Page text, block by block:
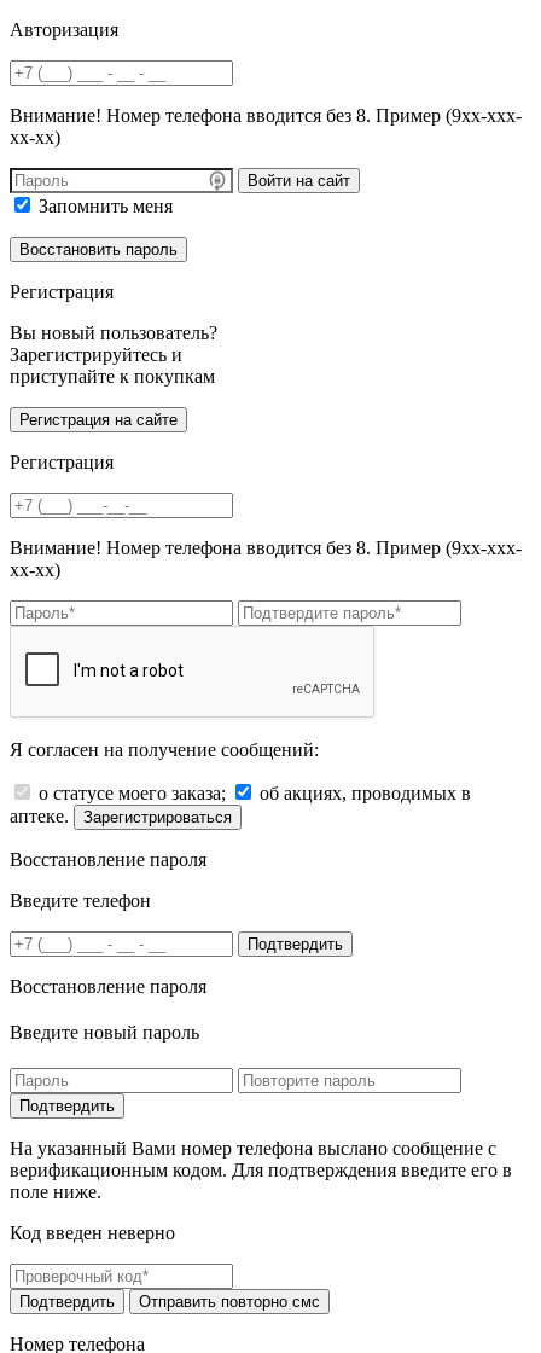
Авторизация
Внимание! Номер телефона вводится без 8. Пример (9хх-ххх-
хх-хх)
Войти на сайт
Запомнить меня
Регистрация
Вы новый пользователь?
Зарегистрируйтесь и
приступайте к покупкам
Регистрация
Внимание! Номер телефона вводится без 8. Пример (9хх-ххх-
хх-хх)
Я согласен на получение сообщений:
о статусе моего заказа;
об акциях, проводимых в
аптеке.
Зарегистрироваться
Восстановление пароля
Введите телефон
Подтвердить
Восстановление пароля
Введите новый пароль
На указанный Вами номер телефона выслано сообщение с
верификационным кодом. Для подтверждения введите его в
поле ниже.
Код введен неверно
Номер телефона